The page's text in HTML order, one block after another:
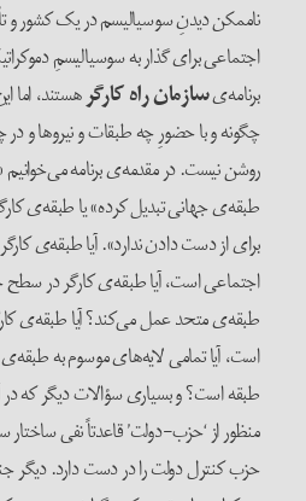
ناممکن دیدنِ سوسیالیسم در یک کشور و
اجتماعی برای گذار به سوسیالیسمِ
برنامه‌یسازمان راه کارگرهستند، اما
چگونه و با حضورِ چه طبقات و نیروها و
روشن نیست. در مقدمه‌ی برنامه می‌خوانیم
طبقه‌ی جهانی تبدیل کرده» یا طبقه‌ی
برای از دست دادن ندارد». آیا طبقه‌ی
اجتماعی است، آیا طبقه‌ی کارگر در سطح
طبقه‌ی متحد عمل می‌کند؟ آیا طبقه‌ی
است، آیا تمامی لایه‌های موسوم به
طبقه است؟ و بسیاری سؤالات دیگر که در
منظور از ‘حزب-دولت’ قاعدتاً نفی
حزب کنترل دولت را در دست دارد. دیگر